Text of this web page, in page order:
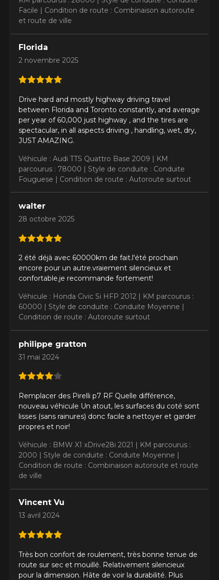
Facile | Condition de route : Combinaison autoroute
et route de ville
Florida
2 novembre 2025
Drive hard and mostly highway driving travel
between Florida and Toronto constantly, and average
per year of 60,000 just highway , and the tires are
spectacular, in all aspects driving , handling, wet, dry,
JUST AMAZING.
Véhicule : Audi TTS Quattro Base 2009 | KM
parcourus : 78000 | Style de conduite : Conduite
Fouguese | Condition de route : Autoroute surtout
walter
28 octobre 2025
2 été déjà avec 60000km de fait.l'été prochain
encore pour un autre.vraiement silencieux et
confortable.je recommande fortement!
Véhicule : Honda Civic Si HFP 2012 |
KM parcourus :
60000 | Style de conduite : Conduite Moyenne |
Condition de route : Autoroute surtout
philippe gratton
31 mai 2024
Remplacer des Pirelli p7 RF Quelle différence,
nouveau véhicule Un atout, les surfaces du coté sont
lisses (sans rainures) donc facile a nettoyer et garder
propres et noir!
Véhicule : BMW X1 xDrive28i 2021 | KM parcourus :
2000 | Style de conduite : Conduite Moyenne |
Condition de route : Combinaison autoroute et route
de ville
Vincent Vu
13 avril 2024
Très bon confort de roulement, très bonne tenue de
route sur sec et mouillé. Relativement silencieux
pour la dimension. Hâte de voir la durabilité. Plus
AJOUTER UN AVIS